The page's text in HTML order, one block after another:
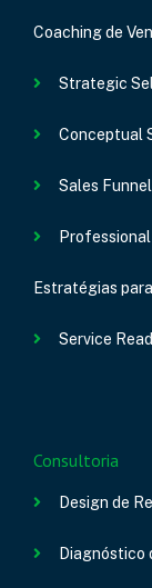
Coaching de
Strategic
Conceptual
Sales
Estratégias
Service
Consultoria
Design de
Diagnóstico